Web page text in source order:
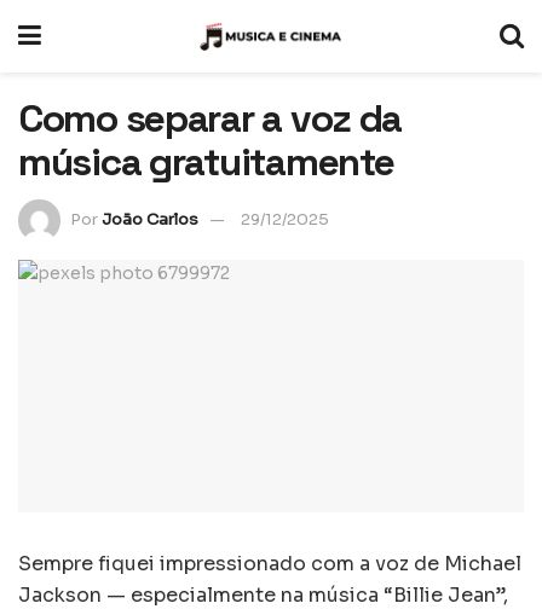
Como separar a voz da
música gratuitamente
PorJoão Carlos 29/12/2025
Sempre fiquei impressionado com a voz de Michael
Jackson — especialmente na música “Billie Jean”,